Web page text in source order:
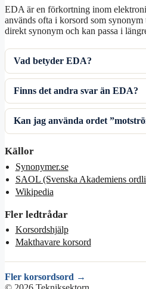
EDA är en förkortning inom
används ofta i korsord som
direkt synonym och kan passa i
Vad betyder EDA?
Finns det andra svar än EDA?
Kan jag använda ordet
Källor
Synonymer.se
SAOL (Svenska Akademiens
Wikipedia
Fler ledtrådar
Korsordshjälp
Makthavare korsord
Fler korsordsord →